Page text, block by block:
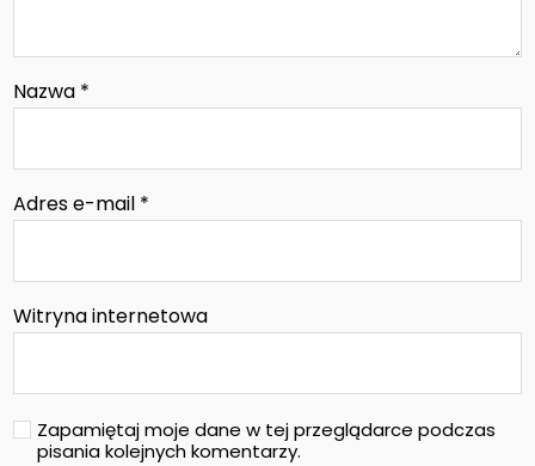
Nazwa *
Adres e-mail *
Witryna internetowa
Zapamiętaj moje dane w tej przeglądarce podczas
pisania kolejnych komentarzy.